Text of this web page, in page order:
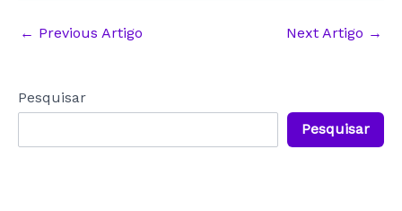
Post
← Previous Artigo Next Artigo →
Pesquisar
Pesquisar